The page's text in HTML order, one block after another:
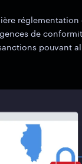
réglementation
de
pouvant